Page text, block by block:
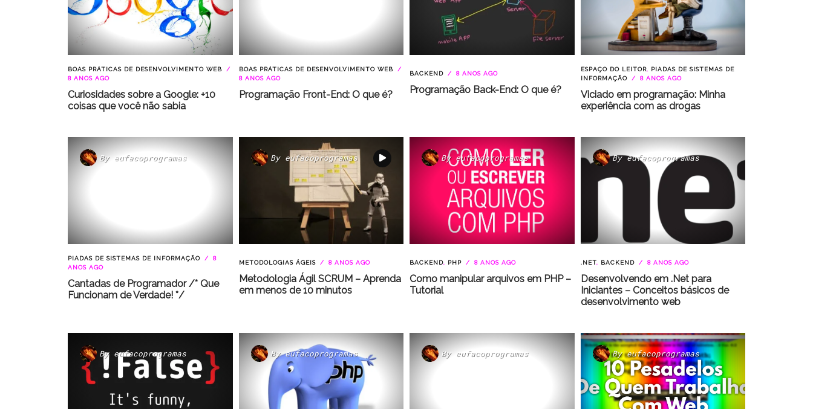
BOAS PRÁTICAS DE DESENVOLVIMENTO WEB
8 ANOS AGO
Curiosidades sobre a Google: +10
coisas que você não sabia
BOAS PRÁTICAS DE DESENVOLVIMENTO WEB
8 ANOS AGO
Programação Front-End: O que é?
BACKEND 8 ANOS AGO
Programação Back-End: O que é?
ESPAÇO DO LEITOR, PIADAS DE SISTEMAS DE
INFORMAÇÃO
8 ANOS AGO
Viciado em programação: Minha
experiência com as drogas
By eufacoprogramas
PIADAS DE SISTEMAS DE INFORMAÇÃO
8
ANOS AGO
Cantadas de Programador /* Que
Funcionam de Verdade! */
By eufacoprogramas
METODOLOGIAS ÁGEIS 8 ANOS AGO
Metodologia Ágil SCRUM – Aprenda
em menos de 10 minutos
By eufacoprogramas
BACKEND, PHP 8 ANOS AGO
Como manipular arquivos em PHP –
Tutorial
Byeufacoprogramas
.NET, BACKEND 8 ANOS AGO
Desenvolvendo em .Net para
Iniciantes – Conceitos básicos de
desenvolvimento web
By eufacoprogramas Byeufacoprogramas By eufacoprogramas Byeufacoprogramas